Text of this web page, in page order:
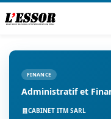
FINANCE
Administratif et
CABINET ITM SARL